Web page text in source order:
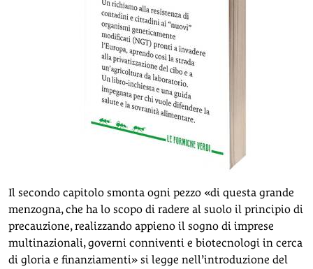
Il secondo capitolo smonta ogni pezzo «di questa grande
menzogna, che ha lo scopo di radere al suolo il principio di
precauzione, realizzando appieno il sogno di imprese
multinazionali, governi conniventi e biotecnologi in cerca
di gloria e finanziamenti» si legge nell’introduzione del